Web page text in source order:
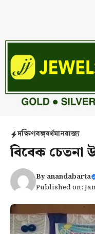
দক্ষিণবঙ্গবর্ধমানরাজ্য
বিবেক চেতনা
Byanandabarta
Published on: